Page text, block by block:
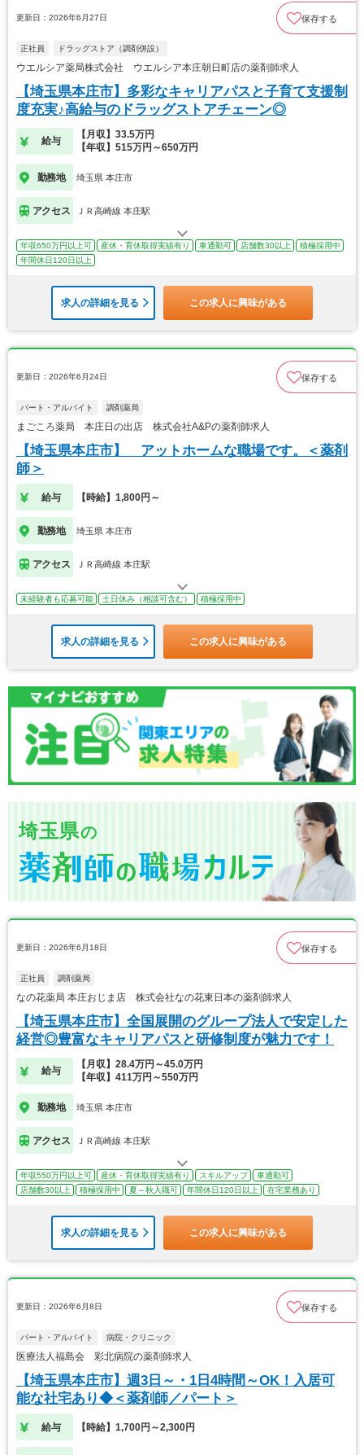
更新日：2026年6月27日 保存する
正社員 ドラッグストア（調剤併設）
ウエルシア薬局株式会社 ウエルシア本庄朝日町店の薬剤師求人
【埼玉県本庄市】多彩なキャリアパスと子育て支援制
度充実♪高給与のドラッグストアチェーン◎
給与
【月収】33.5万円
【年収】515万円～650万円
勤務地 埼玉県 本庄市
アクセス ＪＲ高崎線 本庄駅
年収650万円以上可 産休・育休取得実績有り 車通勤可 店舗数30以上
積極採用中
年間休日120日以上
求人の詳細を見る この求人に興味がある
更新日：2026年6月24日 保存する
パート・アルバイト 調剤薬局
まごころ薬局 本庄日の出店 株式会社A&Pの薬剤師求人
【埼玉県本庄市】 アットホームな職場です。＜薬剤
師＞
給与 【時給】1,800円～
勤務地 埼玉県 本庄市
アクセス ＪＲ高崎線 本庄駅
未経験者も応募可能 土日休み（相談可含む） 積極採用中
求人の詳細を見る この求人に興味がある
埼玉県の
更新日：2026年6月18日 保存する
正社員 調剤薬局
なの花薬局 本庄おじま店 株式会社なの花東日本の薬剤師求人
【埼玉県本庄市】全国展開のグループ法人で安定した
経営◎豊富なキャリアパスと研修制度が魅力です！
給与
【月収】28.4万円～45.0万円
【年収】411万円～550万円
勤務地 埼玉県 本庄市
アクセス ＪＲ高崎線 本庄駅
年収550万円以上可 産休・育休取得実績有り スキルアップ
車通勤可
店舗数30以上
積極採用中 夏～秋入職可 年間休日120日以上 在宅業務あり
求人の詳細を見る この求人に興味がある
更新日：2026年6月8日 保存する
パート・アルバイト 病院・クリニック
医療法人福島会 彩北病院の薬剤師求人
【埼玉県本庄市】週3日～・1日4時間～OK！入居可
能な社宅あり◆＜薬剤師／パート＞
給与 【時給】1,700円～2,300円